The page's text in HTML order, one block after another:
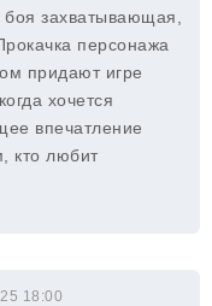
захватывающая,
персонажа
придают игре
хочется
впечатление
кто любит
18:00